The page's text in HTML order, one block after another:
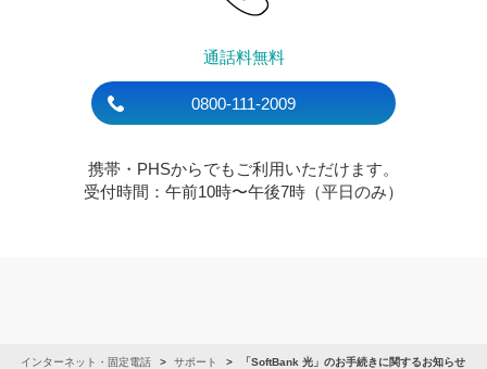
通話料無料
0800-111-2009
携帯・PHSからでもご利用いただけます。
受付時間：午前10時〜午後7時（平日のみ）
インターネット・固定電話 サポート 「SoftBank 光」のお手続きに関するお知らせ